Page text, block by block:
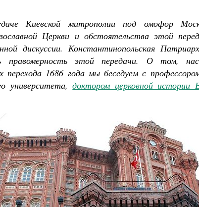
Киевской митрополии под омофор
Церкви и обстоятельства этой
дискуссии. Константинопольская
правомерность этой передачи. О том,
перехода 1686 года мы беседуем с
университета,доктором церковной истории